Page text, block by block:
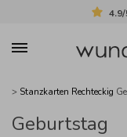
> Stanzkarten Rechteckig
Geburtstag